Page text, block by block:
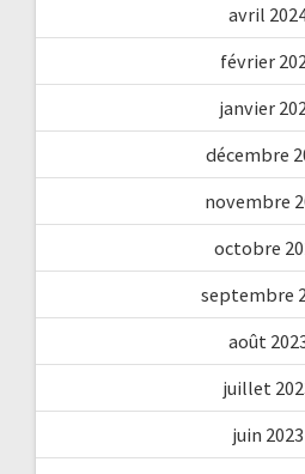
avril
février
janvier
décembre
novembre
octobre
septembre
août
juillet
juin 2023